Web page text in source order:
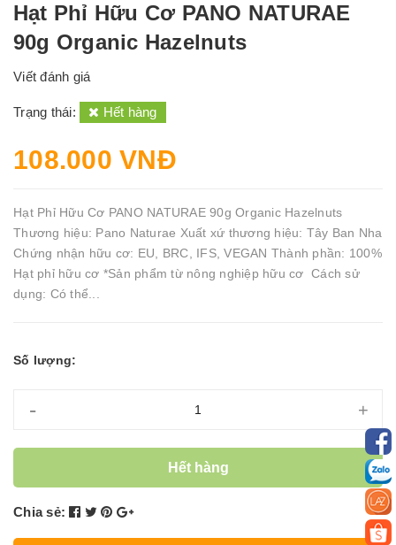
Hạt Phỉ Hữu Cơ PANO NATURAE
90g Organic Hazelnuts
Viết đánh giá
Trạng thái: Hết hàng
108.000 VNĐ
Hạt Phỉ Hữu Cơ PANO NATURAE 90g Organic Hazelnuts
Thương hiệu: Pano Naturae Xuất xứ thương hiệu: Tây Ban Nha
Chứng nhận hữu cơ: EU, BRC, IFS, VEGAN Thành phần: 100%
Hạt phỉ hữu cơ *Sản phẩm từ nông nghiệp hữu cơ Cách sử
dụng: Có thể...
Số lượng:
- +
Hết hàng
Chia sẻ: